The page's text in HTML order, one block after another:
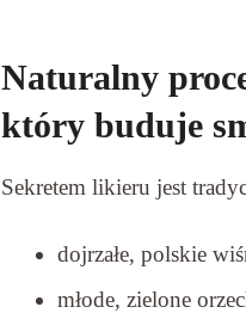
Naturalny
który buduje
Sekretem likieru jest
dojrzałe, polskie
młode, zielone